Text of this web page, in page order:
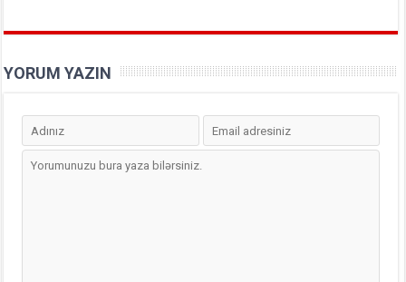
YORUM YAZIN